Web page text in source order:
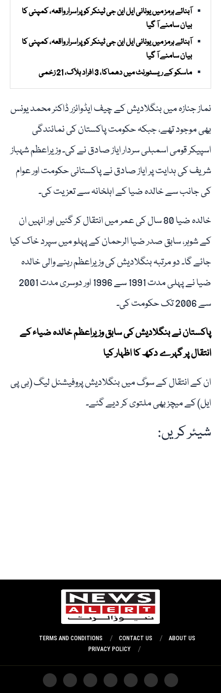
آبنائے ہرمز میں یونانی ایل این جی ٹینکر کو پراسرار واقعہ، کمپنی کا
بیان سامنے آ گیا
آبنائے ہرمز میں یونانی ایل این جی ٹینکر کو پراسرار واقعہ، کمپنی کا
بیان سامنے آ گیا
ماسکو کے ریسٹورنٹ میں دھماکا، 3 افراد ہلاک، 21 زخمی
نماز جنازہ میں بنگلادیش کے چیف ایڈوائزر ڈاکٹر محمد یونس
بھی موجود تھے، جبکہ حکومت پاکستان کی نمائندگی
اسپیکر قومی اسمبلی سردار ایاز صادق نے کی۔ وزیراعظم شہباز
شریف کی ہدایت پر ایاز صادق نے پاکستانی حکومت اور عوام
کی جانب سے خالدہ ضیا کے اہلخانہ سے تعزیت کی۔
خالدہ ضیا 80 سال کی عمر میں انتقال کر گئیں اور انہیں ان
کے شوہر، سابق صدر ضیا الرحمان کے پہلو میں سپرد خاک کیا
جائے گا۔ دو مرتبہ بنگلادیش کی وزیراعظم رہنے والی خالدہ
ضیا نے پہلی مدت 1991 سے 1996 اور دوسری مدت 2001
سے 2006 تک حکومت کی۔
پاکستان نے بنگلادیش کی سابق وزیراعظم خالدہ ضیاء کے
انتقال پر گہرے دکھ کا اظہار کیا
ان کے انتقال کے سوگ میں بنگلادیش پروفیشنل لیگ (بی پی
ایل) کے میچز بھی ملتوی کر دیے گئے۔
شیئر کریں:
ABOUT US
CONTACT US
TERMS AND CONDITIONS
PRIVACY POLICY